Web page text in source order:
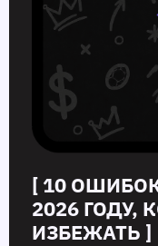
[ 10
2026 ГОДУ,
ИЗБЕЖАТЬ ]